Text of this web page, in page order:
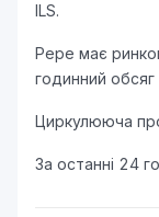
ILS.
Pepe має
годинний обсяг
Циркулююча
За останні 24